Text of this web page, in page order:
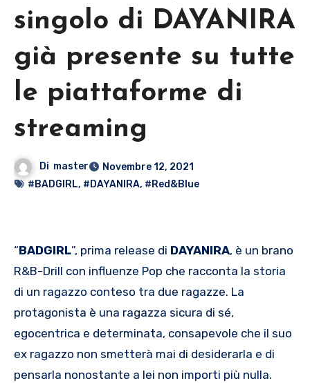
singolo di DAYANIRA
già presente su tutte
le piattaforme di
streaming
Di master
Novembre 12, 2021
#BADGIRL, #DAYANIRA, #Red&Blue
“ BADGIRL”, prima release di DAYANIRA, è un brano
R&B-Drill con influenze Pop che racconta la storia
di un ragazzo conteso tra due ragazze. La
protagonista è una ragazza sicura di sé,
egocentrica e determinata, consapevole che il suo
ex ragazzo non smetterà mai di desiderarla e di
pensarla nonostante a lei non importi più nulla.